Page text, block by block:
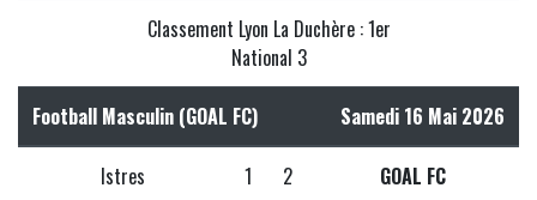
Classement Lyon La Duchère : 1er
National 3
Football Masculin (GOAL FC) Samedi 16 Mai 2026
Istres 1 2 GOAL FC